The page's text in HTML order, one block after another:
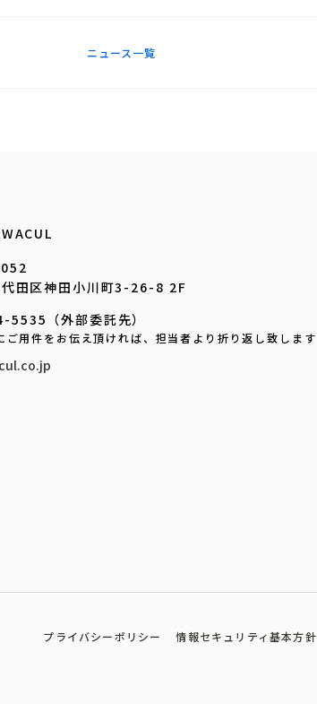
ニュース一覧
田区神田小川町3-26-8 2F
（外部委託先）
用件をお伝え頂ければ、担当者より折り返し致します
プライバシーポリシー 情報セキュリティ基本方針